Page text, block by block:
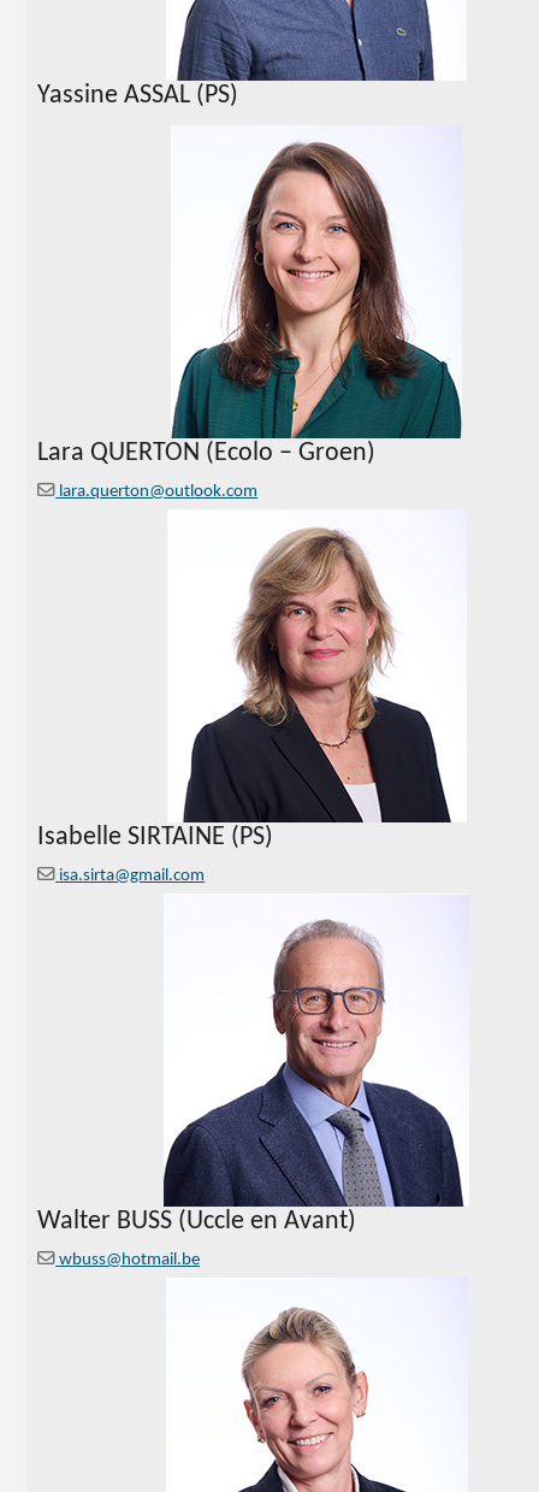
Yassine ASSAL (PS)
Lara QUERTON (Ecolo – Groen)
lara.querton@outlook.com
Isabelle SIRTAINE (PS)
isa.sirta@gmail.com
Walter BUSS (Uccle en Avant)
wbuss@hotmail.be